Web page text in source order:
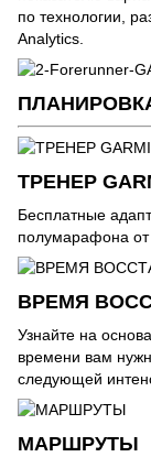
по технологии,
Analytics.
ТРЕНЕР
Бесплатные
полумарафона от
ВРЕМЯ
Узнайте на
времени вам
следующей
МАРШРУТЫ